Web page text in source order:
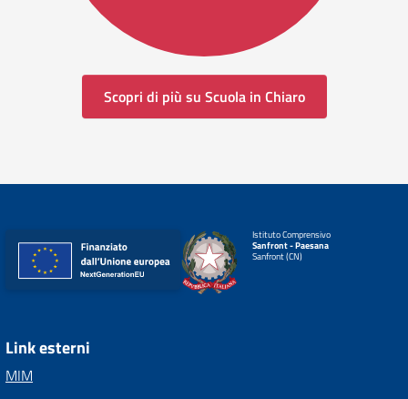
Scopri di più su Scuola in Chiaro
Istituto Comprensivo
Sanfront - Paesana
Sanfront (CN)
Link esterni
MIM